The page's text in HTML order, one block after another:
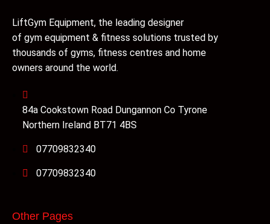
LiftGym Equipment, the leading designer
of gym equipment & fitness solutions trusted by
thousands of gyms, fitness centres and home
owners around the world.
84a Cookstown Road Dungannon Co Tyrone
Northern Ireland BT71 4BS
07709832340
07709832340
Other Pages